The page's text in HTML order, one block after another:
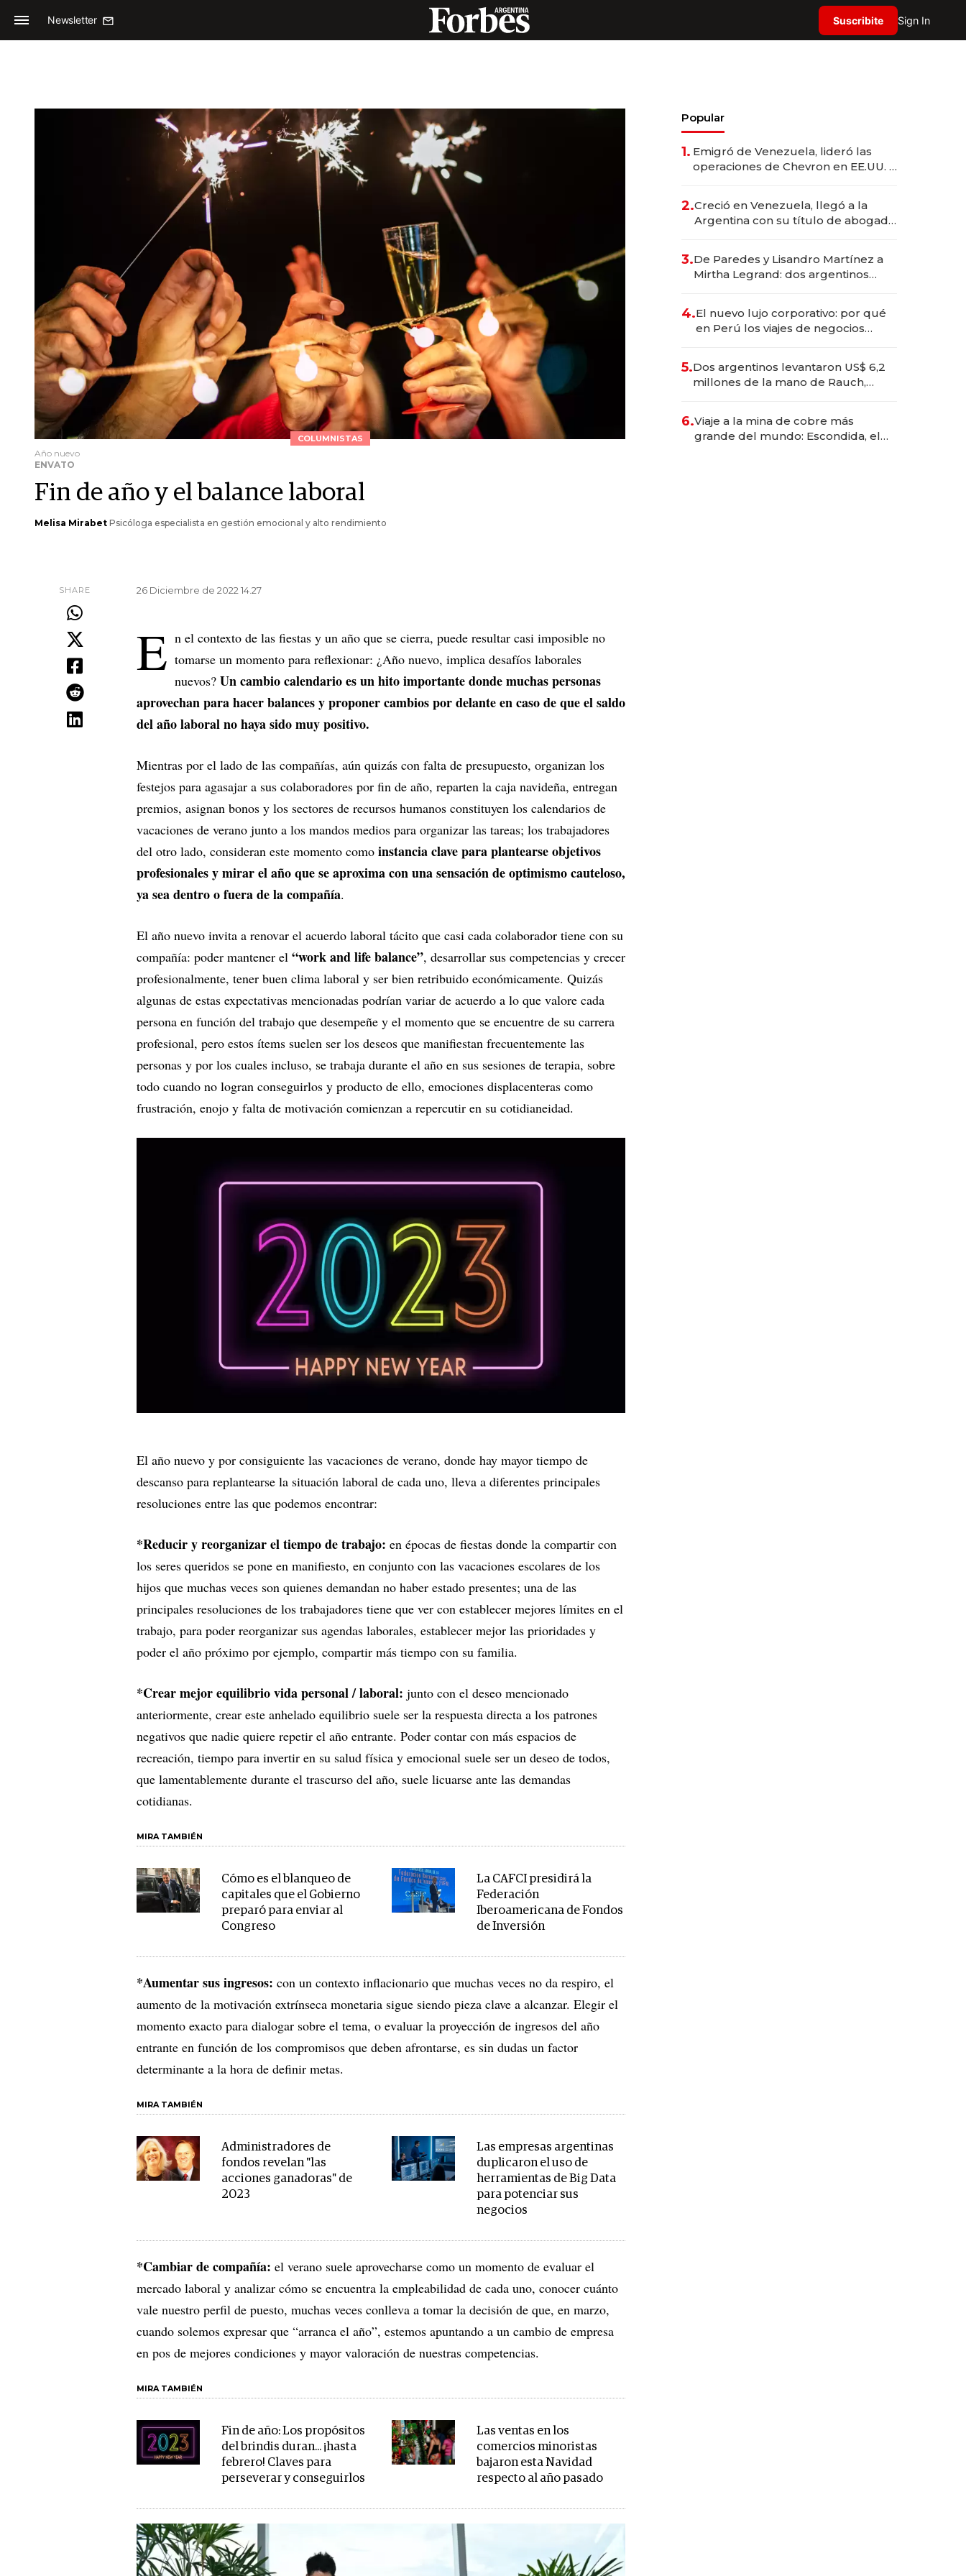
Newsletter Suscribite Sign In
COLUMNISTAS
Año nuevo
ENVATO
Fin de año y el balance laboral
Melisa Mirabet Psicóloga especialista en gestión emocional y alto rendimiento
SHARE 26 Diciembre de 2022 14.27
E n el contexto de las fiestas y un año que se cierra, puede resultar casi imposible no
tomarse un momento para reflexionar: ¿Año nuevo, implica desafíos laborales
nuevos? Un cambio calendario es un hito importante donde muchas personas
aprovechan para hacer balances y proponer cambios por delante en caso de que el saldo
del año laboral no haya sido muy positivo.
Mientras por el lado de las compañías, aún quizás con falta de presupuesto, organizan los
festejos para agasajar a sus colaboradores por fin de año, reparten la caja navideña, entregan
premios, asignan bonos y los sectores de recursos humanos constituyen los calendarios de
vacaciones de verano junto a los mandos medios para organizar las tareas; los trabajadores
del otro lado, consideran este momento como instancia clave para plantearse objetivos
profesionales y mirar el año que se aproxima con una sensación de optimismo cauteloso,
ya sea dentro o fuera de la compañía.
El año nuevo invita a renovar el acuerdo laboral tácito que casi cada colaborador tiene con su
compañía: poder mantener el “work and life balance”, desarrollar sus competencias y crecer
profesionalmente, tener buen clima laboral y ser bien retribuido económicamente. Quizás
algunas de estas expectativas mencionadas podrían variar de acuerdo a lo que valore cada
persona en función del trabajo que desempeñe y el momento que se encuentre de su carrera
profesional, pero estos ítems suelen ser los deseos que manifiestan frecuentemente las
personas y por los cuales incluso, se trabaja durante el año en sus sesiones de terapia, sobre
todo cuando no logran conseguirlos y producto de ello, emociones displacenteras como
frustración, enojo y falta de motivación comienzan a repercutir en su cotidianeidad.
El año nuevo y por consiguiente las vacaciones de verano, donde hay mayor tiempo de
descanso para replantearse la situación laboral de cada uno, lleva a diferentes principales
resoluciones entre las que podemos encontrar:
*Reducir y reorganizar el tiempo de trabajo: en épocas de fiestas donde la compartir con
los seres queridos se pone en manifiesto, en conjunto con las vacaciones escolares de los
hijos que muchas veces son quienes demandan no haber estado presentes; una de las
principales resoluciones de los trabajadores tiene que ver con establecer mejores límites en el
trabajo, para poder reorganizar sus agendas laborales, establecer mejor las prioridades y
poder el año próximo por ejemplo, compartir más tiempo con su familia.
*Crear mejor equilibrio vida personal / laboral: junto con el deseo mencionado
anteriormente, crear este anhelado equilibrio suele ser la respuesta directa a los patrones
negativos que nadie quiere repetir el año entrante. Poder contar con más espacios de
recreación, tiempo para invertir en su salud física y emocional suele ser un deseo de todos,
que lamentablemente durante el trascurso del año, suele licuarse ante las demandas
cotidianas.
MIRA TAMBIÉN
Cómo es el blanqueo de
capitales que el Gobierno
preparó para enviar al
Congreso
La CAFCI presidirá la
Federación
Iberoamericana de Fondos
de Inversión
*Aumentar sus ingresos: con un contexto inflacionario que muchas veces no da respiro, el
aumento de la motivación extrínseca monetaria sigue siendo pieza clave a alcanzar. Elegir el
momento exacto para dialogar sobre el tema, o evaluar la proyección de ingresos del año
entrante en función de los compromisos que deben afrontarse, es sin dudas un factor
determinante a la hora de definir metas.
MIRA TAMBIÉN
Administradores de
fondos revelan "las
acciones ganadoras" de
2023
Las empresas argentinas
duplicaron el uso de
herramientas de Big Data
para potenciar sus
negocios
*Cambiar de compañía: el verano suele aprovecharse como un momento de evaluar el
mercado laboral y analizar cómo se encuentra la empleabilidad de cada uno, conocer cuánto
vale nuestro perfil de puesto, muchas veces conlleva a tomar la decisión de que, en marzo,
cuando solemos expresar que “arranca el año”, estemos apuntando a un cambio de empresa
en pos de mejores condiciones y mayor valoración de nuestras competencias.
MIRA TAMBIÉN
Fin de año: Los propósitos
del brindis duran... ¡hasta
febrero! Claves para
perseverar y conseguirlos
Las ventas en los
comercios minoristas
bajaron esta Navidad
respecto al año pasado
Popular
1. Emigró de Venezuela, lideró las
operaciones de Chevron en EE.UU. y
2.Creció en Venezuela, llegó a la
Argentina con su título de abogado
marcas "fast premium"
3.De Paredes y Lisandro Martínez a
Mirtha Legrand: dos argentinos
4.El nuevo lujo corporativo: por qué
en Perú los viajes de negocios
transformadoras
5.Dos argentinos levantaron US$ 6,2
millones de la mano de Rauch,
6.Viaje a la mina de cobre más
grande del mundo: Escondida, el